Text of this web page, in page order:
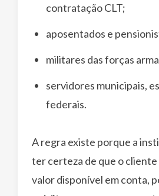
contratação CLT;
aposentados e
militares das forças
servidores municipais,
federais.
A regra existe porque a
ter certeza de que o
valor disponível em conta,